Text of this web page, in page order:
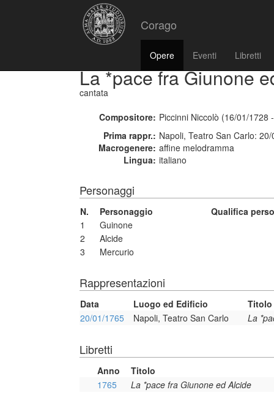
Corago
Opere Eventi Libretti
La *pace fra Giunone
cantata
Compositore: Piccinni Niccolò (16/01/1728
Prima rappr.: Napoli, Teatro San Carlo:
Macrogenere: affine melodramma
Lingua: italiano
Personaggi
N. Personaggio
Qualifica
1
Guinone
2
Alcide
3
Mercurio
Rappresentazioni
Data Luogo ed Edificio
Titolo
20/01/1765
Napoli, Teatro San Carlo La
Libretti
Anno
Titolo
1765
La *pace fra Giunone ed Alcide